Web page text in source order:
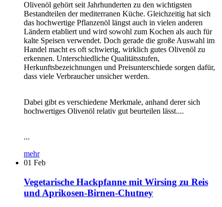
Olivenöl gehört seit Jahrhunderten zu den wichtigsten
Bestandteilen der mediterranen Küche. Gleichzeitig hat sich
das hochwertige Pflanzenöl längst auch in vielen anderen
Ländern etabliert und wird sowohl zum Kochen als auch für
kalte Speisen verwendet. Doch gerade die große Auswahl im
Handel macht es oft schwierig, wirklich gutes Olivenöl zu
erkennen. Unterschiedliche Qualitätsstufen,
Herkunftsbezeichnungen und Preisunterschiede sorgen dafür,
dass viele Verbraucher unsicher werden.
Dabei gibt es verschiedene Merkmale, anhand derer sich
hochwertiges Olivenöl relativ gut beurteilen lässt....
...
mehr
01 Feb
Vegetarische Hackpfanne mit Wirsing zu Reis
und Aprikosen-Birnen-Chutney